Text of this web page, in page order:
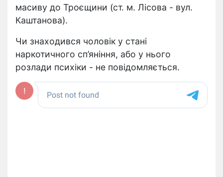
масиву до Троєщини (ст. м. Лісова - вул.
Каштанова).
Чи знаходився чоловік у стані
наркотичного сп’яніння, або у нього
розлади психіки - не повідомляється.